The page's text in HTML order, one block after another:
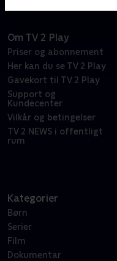
Om TV 2 Play
Priser og abonnement
Her kan du se TV 2 Play
Gavekort til TV 2 Play
Support og
Kundecenter
Vilkår og betingelser
TV 2 NEWS i offentligt
rum
Kategorier
Børn
Serier
Film
Dokumentar